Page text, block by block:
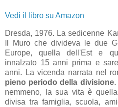
Vedi il libro su Amazon
Dresda, 1976. La sedicenne
Il Muro che divideva le due
Europe, quella dell'Est e
innalzato 15 anni prima e
anni. La vicenda narrata nel
pieno periodo della divisione.
nemmeno, la sua vita è
divisa tra famiglia, scuola,